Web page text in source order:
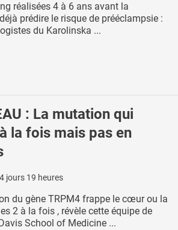
réalisées 4 à 6 ans avant la
prédire le risque de prééclampsie :
du Karolinska ...
: La mutation qui
la fois mais pas en
4 jours 19 heures
du gène TRPM4 frappe le cœur ou la
2 à la fois , révèle cette équipe de
School of Medicine ...